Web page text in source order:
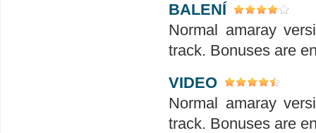
BALENÍ
Normal amaray
track. Bonuses are
VIDEO
Normal amaray
track. Bonuses are